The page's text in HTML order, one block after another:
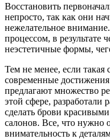
Восстановить
непросто, так как они
нежелательное
процессом, в результате
неэстетичные формы,
Тем не менее, если
современные
предлагают множество
этой сфере,
сделать брови
салонов. Все, что
внимательность к